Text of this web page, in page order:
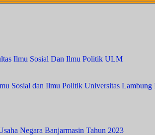
Ilmu Sosial Dan Ilmu Politik ULM
Sosial dan Ilmu Politik Universitas Lambung
Negara Banjarmasin Tahun 2023